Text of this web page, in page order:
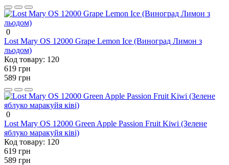
0
Lost Mary OS 12000 Grape Lemon Ice (Виноград Лимон з
льодом)
Код товару: 120
619 грн
589 грн
0
Lost Mary OS 12000 Green Apple Passion Fruit Kiwi (Зелене
яблуко маракуйя ківі)
Код товару: 120
619 грн
589 грн